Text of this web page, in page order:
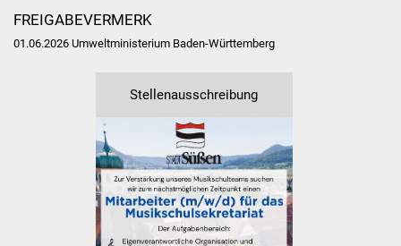
Hitzewarnung / UV-
ÖPNV
Bürgerbus (MOBS)
FREIGABEVERMERK
01.06.2026 Umweltministerium Baden-Württemberg
Stellenausschreibung